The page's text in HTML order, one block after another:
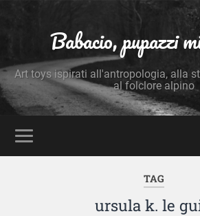
Babacio, pupazzi
Art toys ispirati all'antropologia, alla
al folclore alpino
TAG
ursula k. le